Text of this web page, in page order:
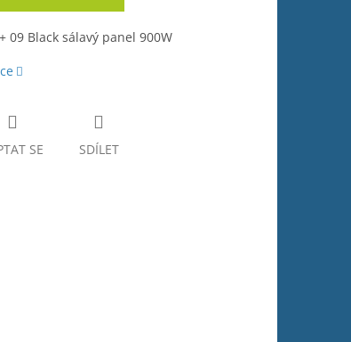
09 Black sálavý panel 900W
SE SDÍLET